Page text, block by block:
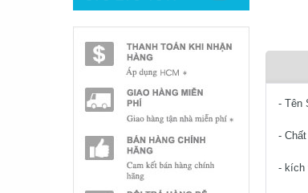
- Tên
-
- kích